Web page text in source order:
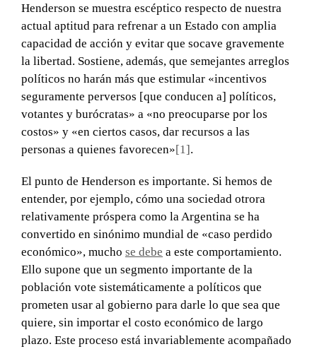
Henderson se muestra escéptico respecto de nuestra
actual aptitud para refrenar a un Estado con amplia
capacidad de acción y evitar que socave gravemente
la libertad. Sostiene, además, que semejantes arreglos
políticos no harán más que estimular «incentivos
seguramente perversos [que conducen a] políticos,
votantes y burócratas» a «no preocuparse por los
costos» y «en ciertos casos, dar recursos a las
personas a quienes favorecen»[1].
El punto de Henderson es importante. Si hemos de
entender, por ejemplo, cómo una sociedad otrora
relativamente próspera como la Argentina se ha
convertido en sinónimo mundial de «caso perdido
económico», mucho se debe a este comportamiento.
Ello supone que un segmento importante de la
población vote sistemáticamente a políticos que
prometen usar al gobierno para darle lo que sea que
quiere, sin importar el costo económico de largo
plazo. Este proceso está invariablemente acompañado